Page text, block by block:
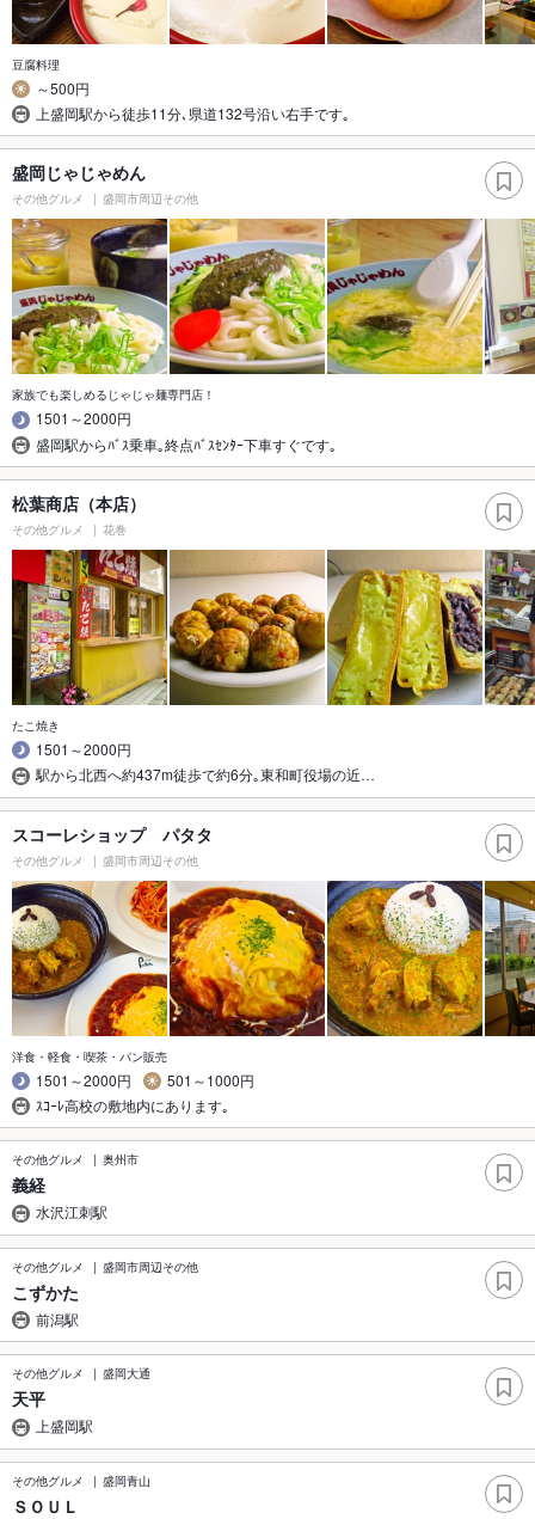
豆腐料理
～500円
上盛岡駅から徒歩11分､県道132号沿い右手です｡
盛岡じゃじゃめん
その他グルメ 盛岡市周辺その他
家族でも楽しめるじゃじゃ麺専門店！
1501～2000円
盛岡駅からﾊﾞｽ乗車｡終点ﾊﾞｽｾﾝﾀｰ下車すぐです｡
松葉商店（本店）
その他グルメ 花巻
たこ焼き
1501～2000円
駅から北西へ約437m徒歩で約6分｡東和町役場の近…
スコーレショップ パタタ
その他グルメ 盛岡市周辺その他
洋食・軽食・喫茶・パン販売
1501～2000円
501～1000円
ｽｺｰﾚ高校の敷地内にあります｡
その他グルメ 奥州市
義経
水沢江刺駅
その他グルメ 盛岡市周辺その他
こずかた
前潟駅
その他グルメ 盛岡大通
天平
上盛岡駅
その他グルメ 盛岡青山
ＳＯＵＬ